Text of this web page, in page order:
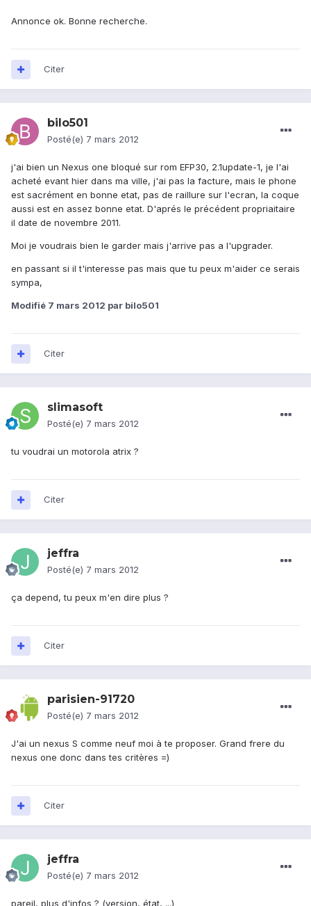
Annonce ok. Bonne recherche.
Citer
bilo501
Posté(e) 7 mars 2012
j'ai bien un Nexus one bloqué sur rom EFP30, 2.1update-1, je l'ai
acheté evant hier dans ma ville, j'ai pas la facture, mais le phone
est sacrément en bonne etat, pas de raillure sur l'ecran, la coque
aussi est en assez bonne etat. D'aprés le précédent propriaitaire
il date de novembre 2011.
Moi je voudrais bien le garder mais j'arrive pas a l'upgrader.
en passant si il t'interesse pas mais que tu peux m'aider ce serais
sympa,
Modifié 7 mars 2012 par bilo501
Citer
slimasoft
Posté(e) 7 mars 2012
tu voudrai un motorola atrix ?
Citer
jeffra
Posté(e) 7 mars 2012
ça depend, tu peux m'en dire plus ?
Citer
parisien-91720
Posté(e) 7 mars 2012
J'ai un nexus S comme neuf moi à te proposer. Grand frere du
nexus one donc dans tes critères =)
Citer
jeffra
Posté(e) 7 mars 2012
pareil, plus d'infos ? (version, état, ...)